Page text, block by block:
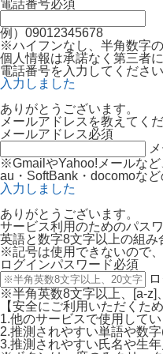
電話番号必須
例）09012345678
※ハイフンなし、半角数字
個人情報は承諾なく第三者
電話番号を入力してください
入力しました
ありがとうございます。
メールアドレスを教えてくだ
メールアドレス必須
※GmailやYahoo!メールなど
au・SoftBank・docomoな
入力しました
ありがとうございます。
サービス利用のためのパス
英語と数字8文字以上の組み
※記号は使用できないので
ログインパスワード必須
※半角英数8文字以上、[a-z]
【安全にご利用いただくた
1.他のサービスで使用して
2.推測されやすい単語や数
3.推測されやすい氏名や生